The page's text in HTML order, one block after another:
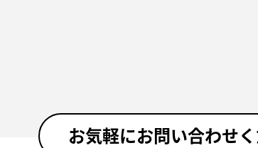
お気軽にお問い合わせく